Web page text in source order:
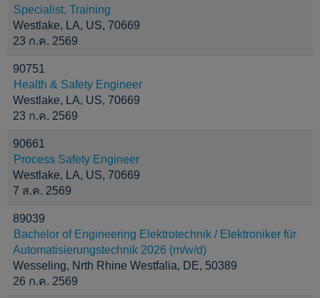
Specialist, Training
Westlake, LA, US, 70669
23 ก.ค. 2569
90751
Health & Safety Engineer
Westlake, LA, US, 70669
23 ก.ค. 2569
90661
Process Safety Engineer
Westlake, LA, US, 70669
7 ส.ค. 2569
89039
Bachelor of Engineering Elektrotechnik / Elektroniker für
Automatisierungstechnik 2026 (m/w/d)
Wesseling, Nrth Rhine Westfalia, DE, 50389
26 ก.ค. 2569